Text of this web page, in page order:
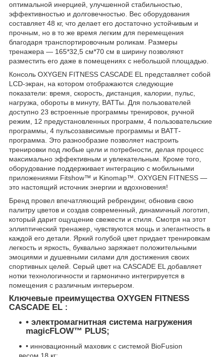
оптимальной инерцией, улучшенной стабильностью,
эффективностью и долговечностью. Вес оборудования
составляет 48 кг, что делает его достаточно устойчивым и
прочным, но в то же время легким для перемещения
благодаря транспортировочным роликам. Размеры
тренажера — 165*32,5 см*70 см в ширину позволяют
разместить его даже в помещениях с небольшой площадью.
Консоль OXYGEN FITNESS CASCADE EL представляет собой
LCD-экран, на котором отображаются следующие
показатели: время, скорость, дистанция, калории, пульс,
нагрузка, обороты в минуту, ВАТТы. Для пользователей
доступно 23 встроенные программы тренировок, ручной
режим, 12 предустановленных программ, 4 пользовательские
программы, 4 пульсозависимые программы и ВАТТ-
программа. Это разнообразие позволяет настроить
тренировки под любые цели и потребности, делая процесс
максимально эффективным и увлекательным. Кроме того,
оборудование поддерживает интеграцию с мобильными
приложениями Fitshow™ и Kinomap™. OXYGEN FITNESS —
это настоящий источник энергии и вдохновения!
Бренд провел впечатляющий ребрендинг, обновив свою
палитру цветов и создав современный, динамичный логотип,
который дарит ощущение свежести и стиля. Смотря на этот
эллиптический тренажер, чувствуются мощь и элегантность в
каждой его детали. Яркий голубой цвет придает тренировкам
легкость и яркость, буквально заряжает положительными
эмоциями и душевными силами для достижения своих
спортивных целей. Серый цвет на CASCADE EL добавляет
нотки технологичности и гармонично интегрируется в
помещения с различным интерьером.
Ключевые преимущества OXYGEN FITNESS
CASCADE EL :
• электромагнитная система нагружения
magicFLOW™ PLUS;
• инновационный маховик с системой BioFusion